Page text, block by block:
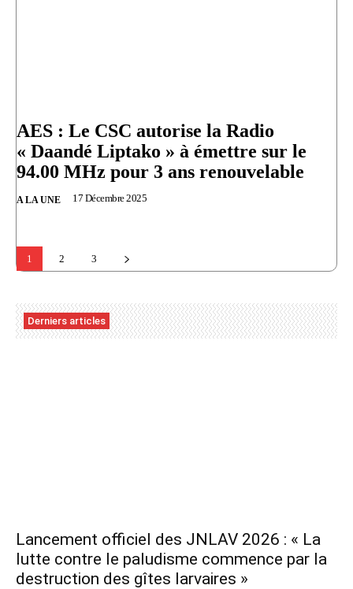
AES : Le CSC autorise la Radio
« Daandé Liptako » à émettre sur le
94.00 MHz pour 3 ans renouvelable
A LA UNE 17 Décembre 2025
1 2 3
Derniers articles
Lancement officiel des JNLAV 2026 : « La
lutte contre le paludisme commence par la
destruction des gîtes larvaires »